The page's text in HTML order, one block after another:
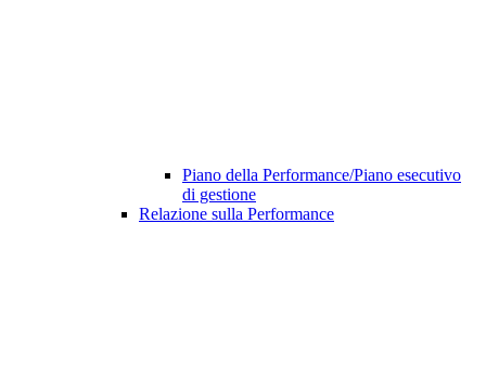
Piano della Performance/Piano esecutivo
di gestione
Relazione sulla Performance